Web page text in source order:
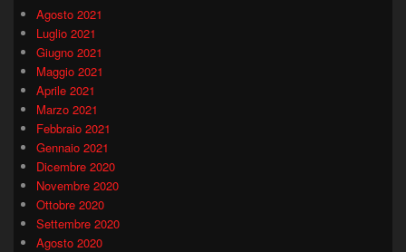
Agosto 2021
Luglio 2021
Giugno 2021
Maggio 2021
Aprile 2021
Marzo 2021
Febbraio 2021
Gennaio 2021
Dicembre 2020
Novembre 2020
Ottobre 2020
Settembre 2020
Agosto 2020